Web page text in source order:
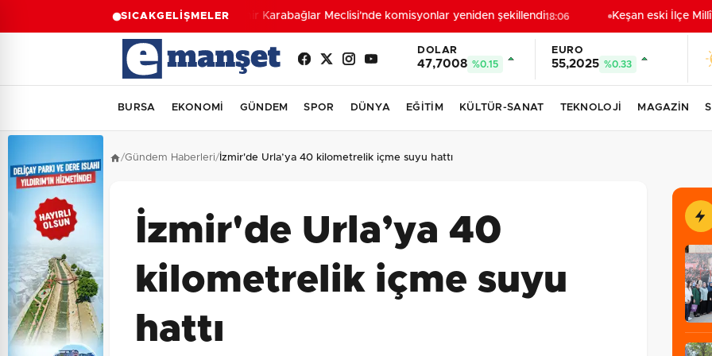
SICAKGELİŞMELERİzmir Karabağlar Meclisi'nde komisyonlar yeniden şekillendi18:06 Keşan eski İlçe Millî
DOLAR
47,7008 %0.15
EURO
55,2025 %0.33
BURSA EKONOMİ GÜNDEM SPOR DÜNYA EĞİTİM KÜLTÜR-SANAT TEKNOLOJİ MAGAZİN
/Gündem Haberleri/ İzmir'de Urla’ya 40 kilometrelik içme suyu hattı
İzmir'de Urla’ya 40
kilometrelik içme suyu
hattı